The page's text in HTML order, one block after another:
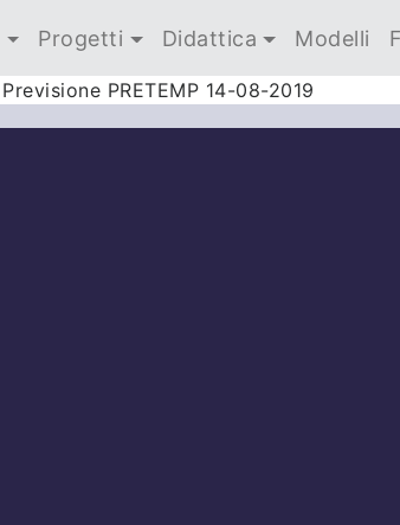
Progetti Didattica Modelli
Previsione PRETEMP 14-08-2019